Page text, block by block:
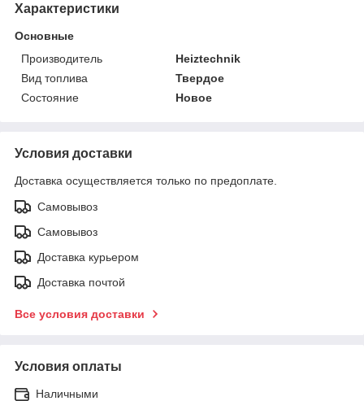
Характеристики
Основные
Производитель
Heiztechnik
Вид топлива
Твердое
Состояние
Новое
Условия доставки
Доставка осуществляется только по предоплате.
Самовывоз
Самовывоз
Доставка курьером
Доставка почтой
Все условия доставки
Условия оплаты
Наличными